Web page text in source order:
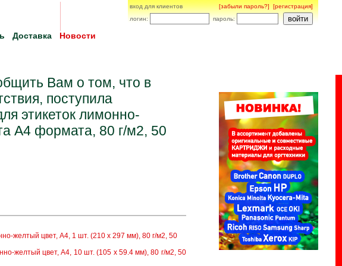
вход для клиентов [забыли пароль?]
[регистрация]
логин:
пароль:
Доставка Новости
Вам о том, что в
поступила
этикеток лимонно-
A4 формата, 80 г/м2, 50
желтый цвет, A4, 1 шт. (210 x 297 мм), 80 г/м2, 50
желтый цвет, A4, 10 шт. (105 x 59.4 мм), 80 г/м2, 50